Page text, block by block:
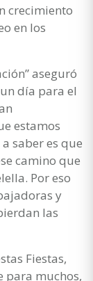
crecimiento
en los
aseguró
día para el
estamos
saber es que
camino que
Por eso
y
las
Fiestas,
para muchos,